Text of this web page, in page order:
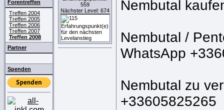
Forentreffen
Treffen 2004
Treffen 2005
Treffen 2006
Treffen 2007
Treffen 2008
Partner
Spenden
559
Nächster Level: 674
Nembutal
Nembutal /
WhatsApp
Nembutal zu
+33605825265